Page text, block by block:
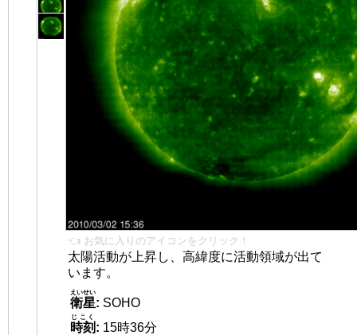
👈 お気に入りのアイコンをクリック！
太陽活動が上昇し、高緯度に活動領域が出て
います。
衛星
えいせい
: SOHO
時刻
じこく
: 15時36分